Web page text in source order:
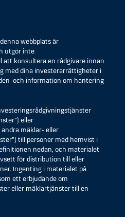
webbplats är
utgör inte
att konsultera en rådgivare innan
med dina investerarrättigheter i
och information om hantering
eller
mäklar- eller
till personer med hemvist i
nedan, och materialet
för distribution till eller
Ingenting i materialet på
ett erbjudande om
eller mäklartjänster till en